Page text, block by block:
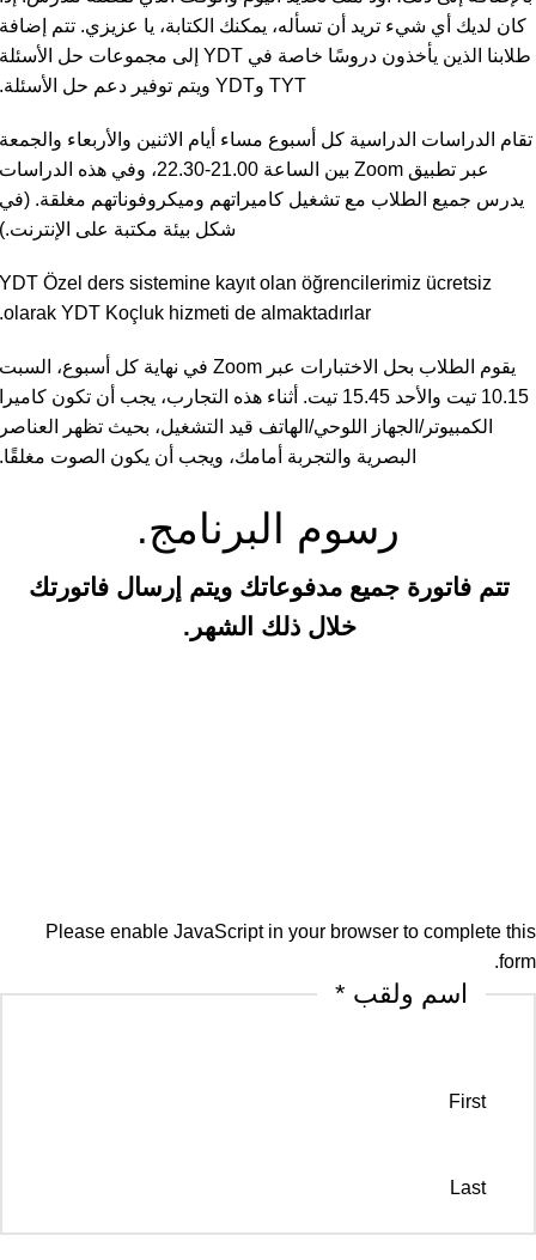
كان لديك أي شيء تريد أن تسأله، يمكنك الكتابة، يا عزيزي. تتم إضافة
طلابنا الذين يأخذون دروسًا خاصة في YDT إلى مجموعات حل الأسئلة
TYT وYDT ويتم توفير دعم حل الأسئلة.
تقام الدراسات الدراسية كل أسبوع مساء أيام الاثنين والأربعاء والجمعة
عبر تطبيق Zoom بين الساعة 21.00-22.30، وفي هذه الدراسات
يدرس جميع الطلاب مع تشغيل كاميراتهم وميكروفوناتهم مغلقة. (في
شكل بيئة مكتبة على الإنترنت.)
YDT Özel ders sistemine kayıt olan öğrencilerimiz ücretsiz
olarak YDT Koçluk hizmeti de almaktadırlar.
يقوم الطلاب بحل الاختبارات عبر Zoom في نهاية كل أسبوع، السبت
10.15 تيت والأحد 15.45 تيت. أثناء هذه التجارب، يجب أن تكون كاميرا
الكمبيوتر/الجهاز اللوحي/الهاتف قيد التشغيل، بحيث تظهر العناصر
البصرية والتجربة أمامك، ويجب أن يكون الصوت مغلقًا.
رسوم البرنامج.
تتم فاتورة جميع مدفوعاتك ويتم إرسال فاتورتك
خلال ذلك الشهر.
Please enable JavaScript in your browser to complete this
form.
اسم ولقب *
First
Last